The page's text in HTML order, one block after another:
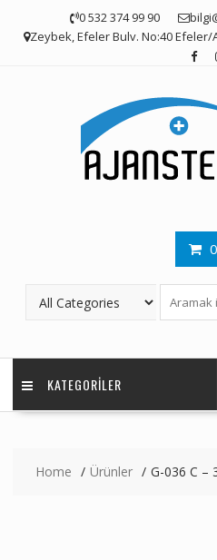
0 532 374 99 90
Zeybek, Efeler Bulv. No:40 Efeler/
0
KATEGORILER
Home Ürünler G-036 C –